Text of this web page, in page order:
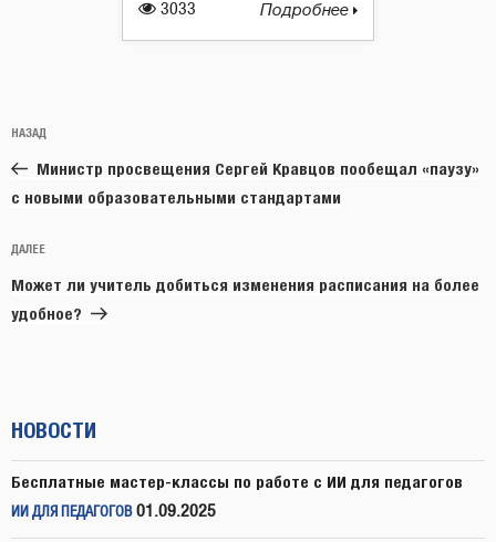
3033 Подробнее
по
записям
Предыдущая
запись:
НАЗАД
Министр просвещения Сергей Кравцов пообещал «паузу»
с новыми образовательными стандартами
Следующая
запись
ДАЛЕЕ
Может ли учитель добиться изменения расписания на более
удобное?
НОВОСТИ
Бесплатные мастер-классы по работе с ИИ для педагогов
ИИ ДЛЯ ПЕДАГОГОВ 01.09.2025